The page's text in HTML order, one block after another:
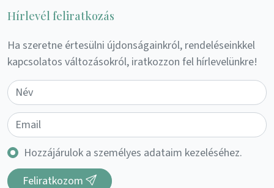
Hírlevél feliratkozás
Ha szeretne értesülni újdonságainkról, rendeléseinkkel
kapcsolatos változásokról, iratkozzon fel hírlevelünkre!
Hozzájárulok a személyes adataim kezeléséhez.
Feliratkozom